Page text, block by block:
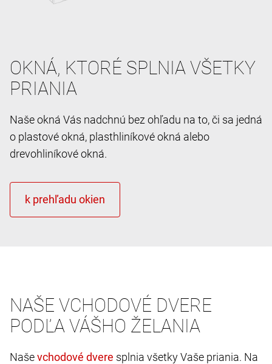
OKNÁ, KTORÉ SPLNIA VŠETKY
PRIANIA
Naše okná Vás nadchnú bez ohľadu na to, či sa jedná
o plastové okná, plasthliníkové okná alebo
drevohliníkové okná.
NAŠE VCHODOVÉ DVERE
PODĽA VÁŠHO ŽELANIA
Naše
splnia všetky Vaše priania. Na